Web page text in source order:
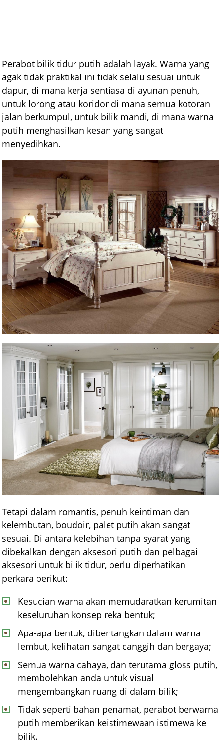
Perabot bilik tidur putih adalah layak. Warna yang
agak tidak praktikal ini tidak selalu sesuai untuk
dapur, di mana kerja sentiasa di ayunan penuh,
untuk lorong atau koridor di mana semua kotoran
jalan berkumpul, untuk bilik mandi, di mana warna
putih menghasilkan kesan yang sangat
menyedihkan.
Tetapi dalam romantis, penuh keintiman dan
kelembutan, boudoir, palet putih akan sangat
sesuai. Di antara kelebihan tanpa syarat yang
dibekalkan dengan aksesori putih dan pelbagai
aksesori untuk bilik tidur, perlu diperhatikan
perkara berikut:
Kesucian warna akan memudaratkan kerumitan
keseluruhan konsep reka bentuk;
Apa-apa bentuk, dibentangkan dalam warna
lembut, kelihatan sangat canggih dan bergaya;
Semua warna cahaya, dan terutama gloss putih,
membolehkan anda untuk visual
mengembangkan ruang di dalam bilik;
Tidak seperti bahan penamat, perabot berwarna
putih memberikan keistimewaan istimewa ke
bilik.